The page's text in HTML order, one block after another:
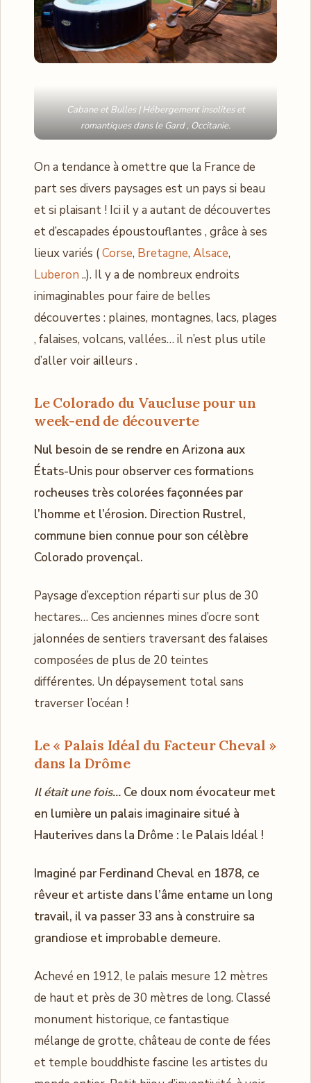
Cabane et Bulles | Hébergement insolites et
romantiques dans le Gard , Occitanie.
On a tendance à omettre que la France de
part ses divers paysages est un pays si beau
et si plaisant ! Ici il y a autant de découvertes
et d’escapades époustouflantes , grâce à ses
lieux variés (Corse, Bretagne, Alsace,
Luberon ..). Il y a de nombreux endroits
inimaginables pour faire de belles
découvertes : plaines, montagnes, lacs, plages
, falaises, volcans, vallées… il n’est plus utile
d’aller voir ailleurs .
Le Colorado du Vaucluse pour un
week-end de découverte
Nul besoin de se rendre en Arizona aux
États-Unis pour observer ces formations
rocheuses très colorées façonnées par
l’homme et l’érosion. Direction Rustrel,
commune bien connue pour son célèbre
Colorado provençal.
Paysage d’exception réparti sur plus de 30
hectares… Ces anciennes mines d’ocre sont
jalonnées de sentiers traversant des falaises
composées de plus de 20 teintes
différentes. Un dépaysement total sans
traverser l’océan !
Le « Palais Idéal du Facteur Cheval »
dans la Drôme
Il était une fois… Ce doux nom évocateur met
en lumière un palais imaginaire situé à
Hauterives dans la Drôme : le Palais Idéal !
Imaginé par Ferdinand Cheval en 1878, ce
rêveur et artiste dans l’âme entame un long
travail, il va passer 33 ans à construire sa
grandiose et improbable demeure.
Achevé en 1912, le palais mesure 12 mètres
de haut et près de 30 mètres de long. Classé
monument historique, ce fantastique
mélange de grotte, château de conte de fées
et temple bouddhiste fascine les artistes du